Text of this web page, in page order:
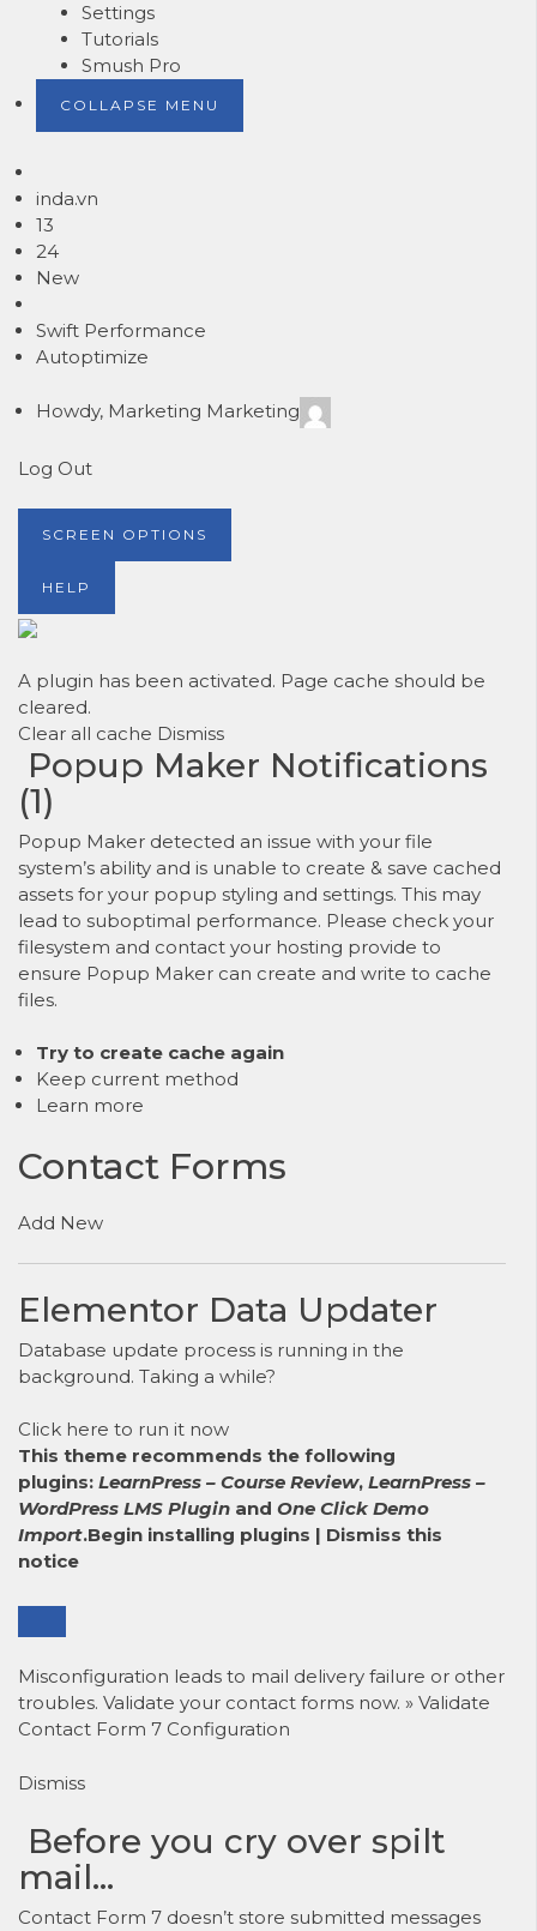
Settings
Tutorials
Smush Pro
COLLAPSE MENU
inda.vn
13
24
New
Swift Performance
Autoptimize
Howdy, Marketing Marketing
Log Out
SCREEN OPTIONS
HELP
A plugin has been activated. Page cache should be
cleared.
Clear all cache Dismiss
Popup Maker Notifications
(1)
Popup Maker detected an issue with your file
system’s ability and is unable to create & save cached
assets for your popup styling and settings. This may
lead to suboptimal performance. Please check your
filesystem and contact your hosting provide to
ensure Popup Maker can create and write to cache
files.
Try to create cache again
Keep current method
Learn more
Contact Forms
Add New
Elementor Data Updater
Database update process is running in the
background. Taking a while?
Click here to run it now
This theme recommends the following
plugins: LearnPress – Course Review, LearnPress –
WordPress LMS Plugin and One Click Demo
Import.Begin installing plugins | Dismiss this
notice
Misconfiguration leads to mail delivery failure or other
troubles. Validate your contact forms now. » Validate
Contact Form 7 Configuration
Dismiss
Before you cry over spilt
mail…
Contact Form 7 doesn’t store submitted messages